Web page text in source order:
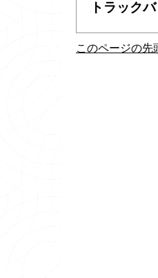
トラック
このページの先